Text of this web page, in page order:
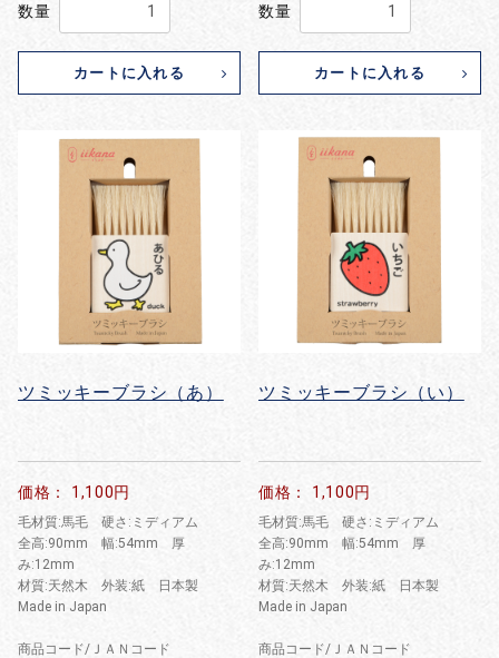
数量
カートに入れる
数量
カートに入れる
ツミッキーブラシ（あ）
価格： 1,100円
毛材質:馬毛 硬さ:ミディアム
全高:90mm 幅:54mm 厚
み:12mm
材質:天然木 外装:紙 日本製
Made in Japan
商品コード/ＪＡＮコード
ツミッキーブラシ（い）
価格： 1,100円
毛材質:馬毛 硬さ:ミディアム
全高:90mm 幅:54mm 厚
み:12mm
材質:天然木 外装:紙 日本製
Made in Japan
商品コード/ＪＡＮコード